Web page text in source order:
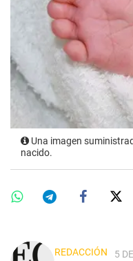
Una imagen
nacido.
REDACCIÓN 5